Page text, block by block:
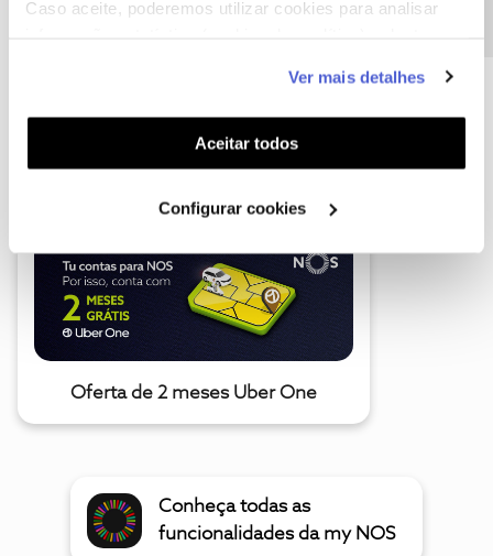
Caso aceite, poderemos utilizar cookies para analisar
funcionalidades (cookies de personalização e
funcionalidade) e adaptar anúncios aos seus interesses
(cookies de publicidade personalizada). Pode gerir a
utilização dos cookies clicando em "Configurar
Ver mais detalhes
Aceitar todos
Configurar cookies
Oferta de 2 meses Uber One
Conheça todas as
funcionalidades da my NOS